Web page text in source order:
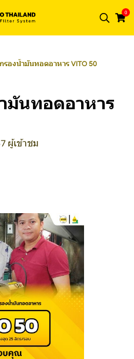
0
รองน้ำมันทอดอาหาร VITO 50
มันทอดอาหาร
ผู้เข้าชม